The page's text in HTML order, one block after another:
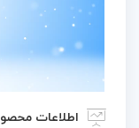
اطلاعات